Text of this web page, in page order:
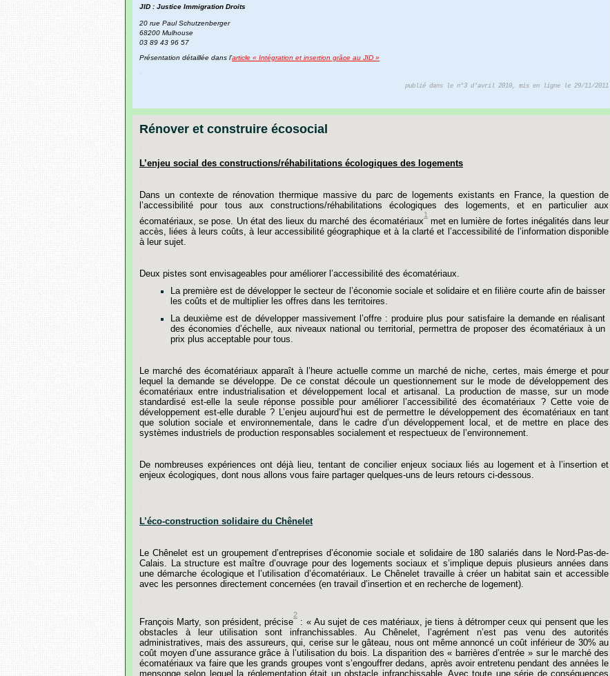
JID : Justice Immigration Droits
20 rue Paul Schutzenberger
68200 Mulhouse
03 89 43 96 57
Présentation détaillée dans l’article « Intégration et insertion grâce au JID »
publié dans le n°3 d’avril 2010, mis en ligne le 29/11/2011
Rénover et construire écosocial
L’enjeu social des constructions/réhabilitations écologiques des logements
Dans un contexte de rénovation thermique massive du parc de logements existants en France, la question de
l’accessibilité
pour tous aux constructions/réhabilitations écologiques des logements, et en particulier
aux
écomatériaux, se pose. Un état des lieux du marché des écomatériaux
1
met en lumière de fortes inégalités dans leur
accès, liées à leurs coûts, à leur accessibilité géographique et à la clarté et l’accessibilité de l’information disponible
à leur sujet.
Deux pistes sont envisageables pour améliorer l’accessibilité des écomatériaux.
La première est de développer le secteur de l’économie sociale et solidaire et en filière courte afin de baisser
les coûts et de multiplier les offres dans les territoires.
La deuxième est de développer massivement ’offre : produire plus pour satisfaire la demande en réalisant
des économies d’échelle, aux niveaux national ou territorial, permettra de proposer des écomatériaux à un
prix plus acceptable pour tous.
Le marché des écomatériaux apparaît à l’ heure actuelle comme un marché de niche, certes, mais émerge et pour
lequel
la demande se développe. De ce constat découle un questionnement sur le mode de développement des
écomatériaux entre industrialisation et développement local et artisanal. La production de masse, sur un mode
standardisé est-elle la seule réponse possible pour améliorer ’accessibilité des écomatériaux ? Cette voie de
développement est-elle durable ? L’enjeu aujourd’hui est de permettre le développement des écomatériaux en tant
que solution sociale et environnementale, dans le cadre d’un développement local, et de mettre en place des
systèmes industriels de production responsables socialement et respectueux de l’environnement.
De nombreuses expériences ont déjà lieu, tentant de concilier enjeux sociaux liés au logement et à l’insertion et
enjeux écologiques, dont nous allons vous faire partager quelques-uns de leurs retours ci-dessous.
L’éco-construction solidaire du Chênelet
Le Chênelet est un groupement d’entreprises d’économie sociale et solidaire de 180 salariés dans le Nord-Pas-de-
Calais. La structure est maître d’ouvrage pour des logements sociaux et s’implique depuis plusieurs années dans
une démarche écologique et l’utilisation d’écomatériaux. Le Chênelet travaille à créer un habitat sain et accessible
avec les personnes directement concernées (en travail d’insertion et en recherche de logement).
François Marty, son président, précise
2
: « Au sujet de ces matériaux, je tiens à détromper ceux qui pensent que les
obstacles
à leur utilisation sont infranchissables. Au Chênelet, l’agrément n’est pas venu des
autorités
administratives,
mais des assureurs, qui, cerise sur le gâteau, nous ont même annoncé un coût inférieur de 30% au
coût moyen d’une assurance grâce à l’utilisation du bois. La disparition des « barrières d’entrée » sur le marché des
écomatériaux va faire que les grands groupes vont s’engouffrer dedans, après avoir entretenu pendant des années le
mensonge selon lequel la réglementation était un obstacle infranchissable. Avec toute une série de conséquences